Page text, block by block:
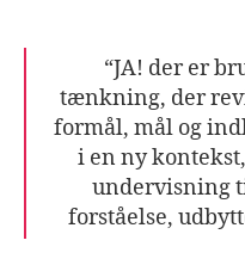
“JA! der er
tænkning, der
formål, mål og
i en ny
undervisning
forståelse,